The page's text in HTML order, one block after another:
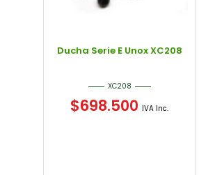
Ducha Serie E Unox XC208
XC208
$698.500 IVA Inc.